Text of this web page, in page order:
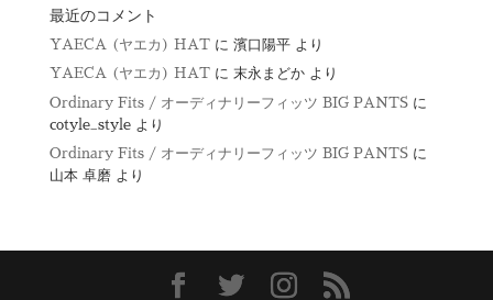
最近のコメント
YAECA (ヤエカ) HATに 濱口陽平より
YAECA (ヤエカ) HATに 末永まどかより
Ordinary Fits / オーディナリーフィッツ BIG PANTSに
cotyle_styleより
Ordinary Fits / オーディナリーフィッツ BIG PANTSに
山本 卓磨より